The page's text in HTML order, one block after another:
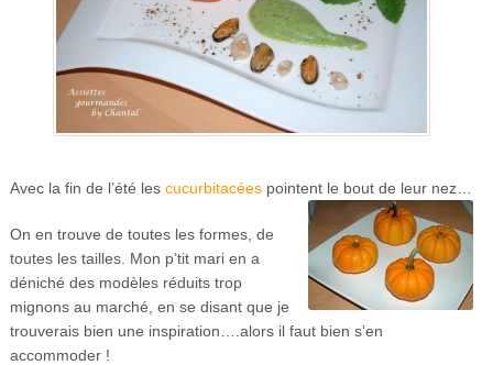
Avec la fin de l’été les cucurbitacéespointent le bout de leur nez…
On en trouve de toutes les formes, de
toutes les tailles. Mon p’tit mari en a
déniché des modèles réduits trop
mignons au marché, en se disant que je
trouverais bien une inspiration….alors il faut bien s’en
accommoder !